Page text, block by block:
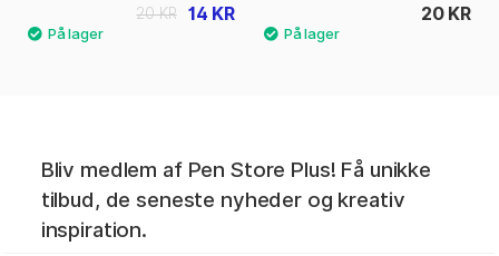
14 KR
20 KR 20 KR
Bliv medlem af Pen Store Plus! Få unikke
tilbud, de seneste nyheder og kreativ
inspiration.